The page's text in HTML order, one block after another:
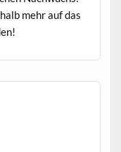
mehr auf das